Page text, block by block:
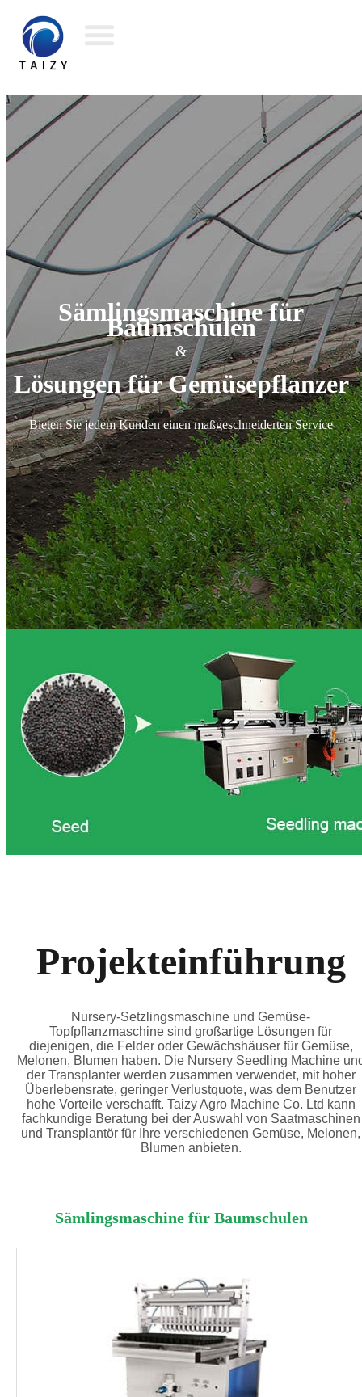
Sämlingsmaschine für
Baumschulen
Lösungen für Gemüsepflanzer
Bieten Sie jedem Kunden einen maßgeschneiderten Service
Projekteinführung
Nursery-Setzlingsmaschine und Gemüse-
Topfpflanzmaschine sind großartige Lösungen für
diejenigen, die Felder oder Gewächshäuser für Gemüse,
Melonen, Blumen haben. Die Nursery Seedling Machine
der Transplanter werden zusammen verwendet, mit hoher
Überlebensrate, geringer Verlustquote, was dem Benutzer
hohe Vorteile verschafft. Taizy Agro Machine Co. Ltd kann
fachkundige Beratung bei der Auswahl von Saatmaschinen
und Transplantör für Ihre verschiedenen Gemüse, Melonen,
Blumen anbieten.
Sämlingsmaschine für Baumschulen